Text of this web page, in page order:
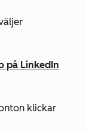
på LinkedIn
klickar